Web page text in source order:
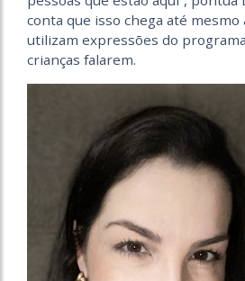
conta que isso chega até mesmo
utilizam expressões do
crianças falarem.